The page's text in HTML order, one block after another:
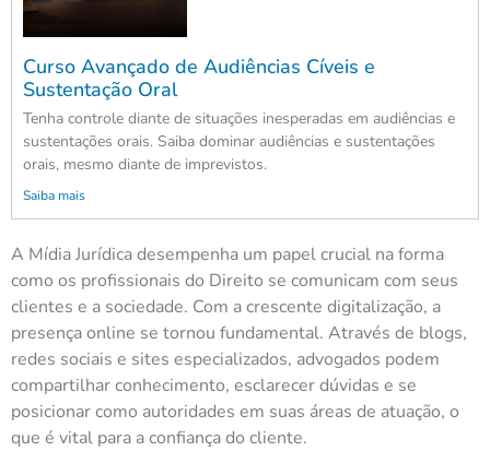
Curso Avançado de Audiências Cíveis e
Sustentação Oral
Tenha controle diante de situações inesperadas em audiências e
sustentações orais. Saiba dominar audiências e sustentações
orais, mesmo diante de imprevistos.
Saiba mais
A Mídia Jurídica desempenha um papel crucial na forma
como os profissionais do Direito se comunicam com seus
clientes e a sociedade. Com a crescente digitalização, a
presença online se tornou fundamental. Através de blogs,
redes sociais e sites especializados, advogados podem
compartilhar conhecimento, esclarecer dúvidas e se
posicionar como autoridades em suas áreas de atuação, o
que é vital para a confiança do cliente.